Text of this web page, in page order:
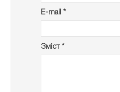
E-mail *
Зміст *